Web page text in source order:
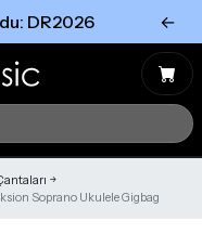
DR2026 ←
Soprano Ukulele Gigbag
Tümünü Gör
Tümünü gör